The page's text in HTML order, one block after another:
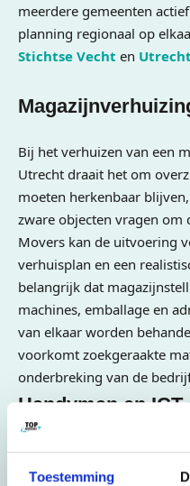
Toestemming
meerdere gemeenten
planning regionaal op
Stichtse Vecht en
Bij het verhuizen van een
Utrecht draait het om
moeten herkenbaar
zware objecten vragen om
Movers kan de uitvoering
verhuisplan en een
belangrijk dat
machines, emballage en
van elkaar worden
voorkomt zoekgeraakte
onderbreking van de
Handyman en ICT
Een zakelijke verhuizing is
werkplek functioneert. In